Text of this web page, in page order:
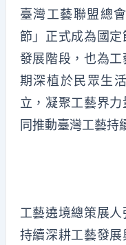
臺灣工藝聯盟總
節」正式成為國
發展階段，也為
期深植於民眾生
立，凝聚工藝界
同推動臺灣工藝持
工藝遶境總策展
持續深耕工藝發展